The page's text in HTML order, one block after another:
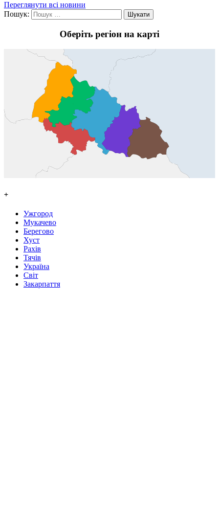
Переглянути всі новини
Пошук:
Оберіть регіон на карті
+
Ужгород
Мукачево
Берегово
Хуст
Рахів
Тячів
Україна
Світ
Закарпаття